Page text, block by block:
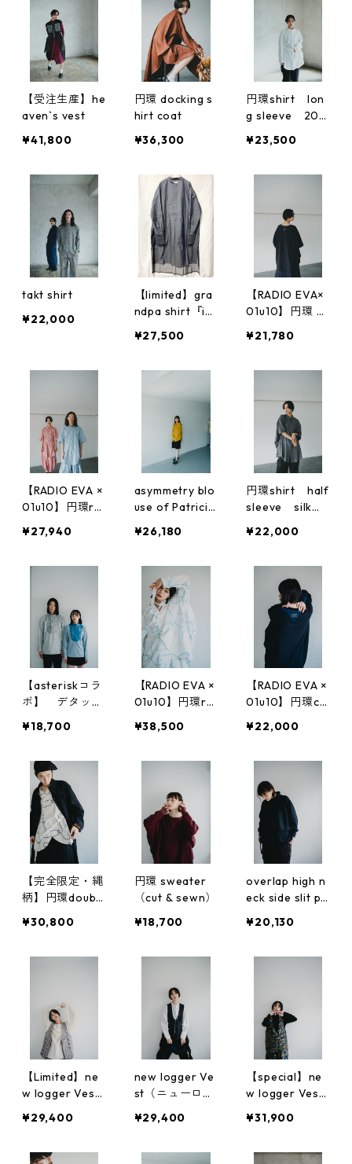
【受注生産】he
aven`s vest
¥41,800
円環 docking s
hirt coat
¥36,300
円環shirt lon
g sleeve 202
¥23,500
takt shirt
¥22,000
【limited】gra
ndpa shirt『ik
¥27,500
【RADIO EVA×
01u10】円環 cu
leeve by 01u10
¥21,780
【RADIO EVA ×
01u10】円環ro
lf sleeve shirt
¥27,940
asymmetry blo
use of Patricia
¥26,180
円環shirt half
sleeve silk＆
¥22,000
【asteriskコラ
ボ】 デタッチ
シャツ
¥18,700
【RADIO EVA ×
01u10】円環ro
uble breasted
¥38,500
【RADIO EVA ×
01u10】円環cu
sleeve
¥22,000
【完全限定・縄
柄】円環doubl
acket
¥30,800
円環 sweater
（cut & sewn）
¥18,700
overlap high n
eck side slit pul
¥20,130
【Limited】ne
w logger Vest
ベスト）
¥29,400
new logger Ve
st（ニューロガ
¥29,400
【special】ne
w logger Vest
ベスト）オリジ
¥31,900